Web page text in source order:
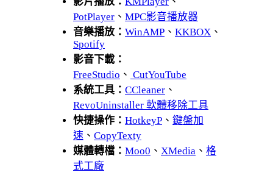
PotPlayer 、 MPC影音播放器
音樂播放： WinAMP 、 KKBOX 、
Spotify
影音下載：
FreeStudio 、 CutYouTube
系統工具： CCleaner 、
RevoUninstaller 軟體移除工具
快捷操作： HotkeyP 、 鍵盤加
速 、 CopyTexty
媒體轉檔： Moo0 、 XMedia 、 格
式工廠